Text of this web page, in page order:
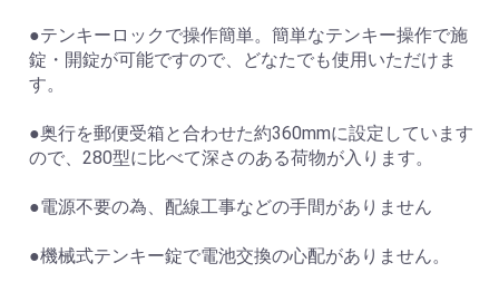
●テンキーロックで操作簡単。簡単なテンキー操作で施
錠・開錠が可能ですので、どなたでも使用いただけま
す。
●奥行を郵便受箱と合わせた約360mmに設定しています
ので、280型に比べて深さのある荷物が入ります。
●電源不要の為、配線工事などの手間がありません
●機械式テンキー錠で電池交換の心配がありません。